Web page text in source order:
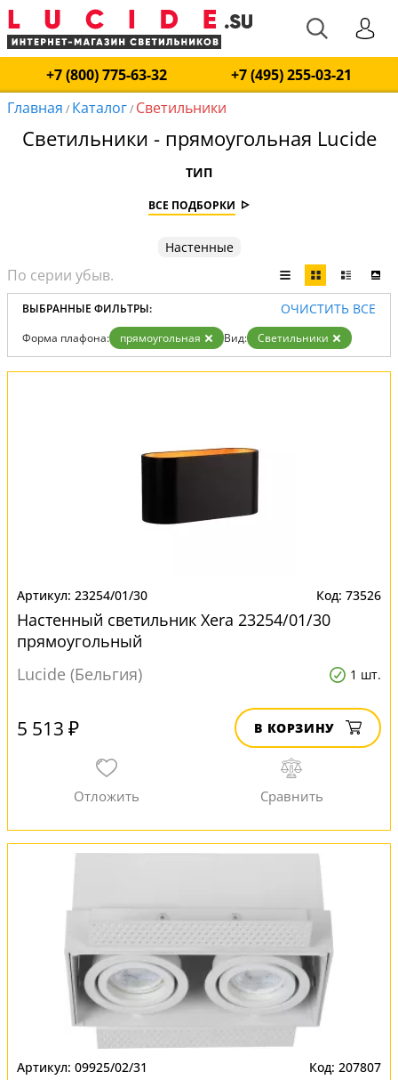
+7 (800) 775-63-32
+7 (495) 255-03-21
Главная / Каталог/ Светильники
Светильники - прямоугольная Lucide
ТИП
ВСЕ ПОДБОРКИ
Настенные
ВЫБРАННЫЕ ФИЛЬТРЫ: ОЧИСТИТЬ ВСЕ
Форма плафона: прямоугольная Вид: Светильники
23254/01/30 73526
Настенный светильник Xera 23254/01/30
прямоугольный
Lucide (Бельгия)
1 шт.
5 513 ₽ В КОРЗИНУ
09925/02/31 207807